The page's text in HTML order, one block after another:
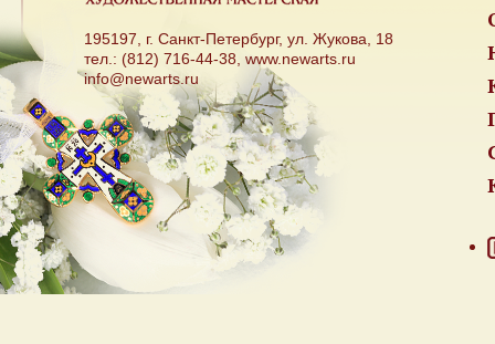
195197, г. Санкт-Петербург, ул. Жукова, 18
тел.: (812) 716-44-38, www.newarts.ru
info@newarts.ru